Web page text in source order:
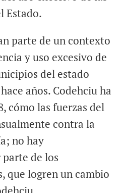
Estado.
parte de un contexto
y uso excesivo de
del estado
años. Codehciu ha
cómo las fuerzas del
contra la
no hay
de los
que logren un cambio